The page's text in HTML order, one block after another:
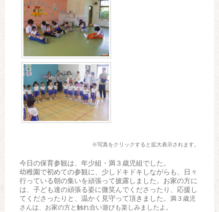
※写真をクリックすると拡大表示されます。
今日の保育参観は、年少組・満３歳児組でした。
幼稚園で初めての参観に、少しドキドキしながらも、日々
行っている朝の集いを頑張って披露しました。お家の方に
は、子ども達の頑張る姿に微笑んでくださったり、応援し
てくださったりと、温かく見守って頂きました。 満３歳児
さんは、お家の方と触れ合い遊びも楽しみましたよ。